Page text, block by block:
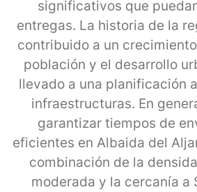
significativos que
entregas. La historia de la
contribuido a un
población y el desarrollo
llevado a una planificación
infraestructuras. En
garantizar tiempos de
eficientes en Albaida del
combinación de la
moderada y la cercanía a